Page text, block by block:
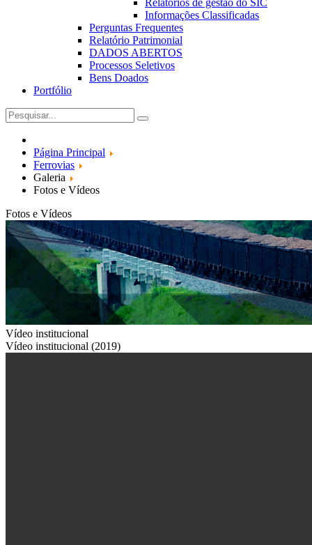
Relatórios de gestão do SIC
Informações Classificadas
Perguntas Frequentes
Relatório Patrimonial
DADOS ABERTOS
Processos Seletivos
Bens Doados
Portfólio
Página Principal
Ferrovias
Galeria
Fotos e Vídeos
Fotos e Vídeos
Vídeo institucional
Vídeo institucional (2019)